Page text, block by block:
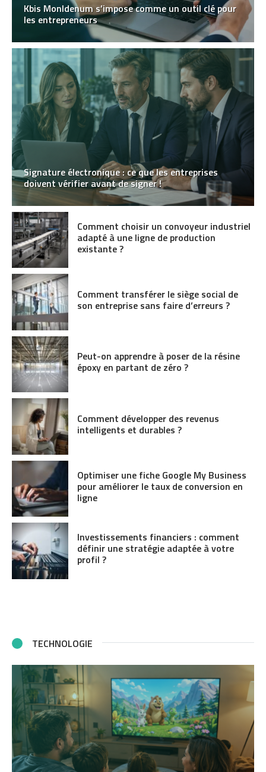
Kbis MonIdenum s’impose comme un outil clé pour
les entrepreneurs
Signature électronique : ce que les entreprises
doivent vérifier avant de signer !
Comment choisir un convoyeur industriel
adapté à une ligne de production
existante ?
Comment transférer le siège social de
son entreprise sans faire d’erreurs ?
Peut-on apprendre à poser de la résine
époxy en partant de zéro ?
Comment développer des revenus
intelligents et durables ?
Optimiser une fiche Google My Business
pour améliorer le taux de conversion en
ligne
Investissements financiers : comment
définir une stratégie adaptée à votre
profil ?
TECHNOLOGIE